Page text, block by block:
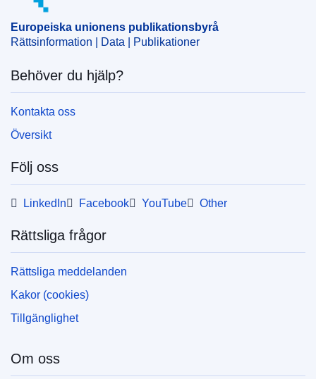
CELEX : 52024M11152(01)
OJ : C_202401319
IMMC : C(2024)720/3258549
Europeiska unionens publikationsbyrå
Rättsinformation | Data | Publikationer
Behöver du hjälp?
Kontakta oss
Översikt
Följ oss
LinkedIn Facebook YouTube Other
Rättsliga frågor
Rättsliga meddelanden
Kakor (cookies)
Tillgänglighet
Om oss